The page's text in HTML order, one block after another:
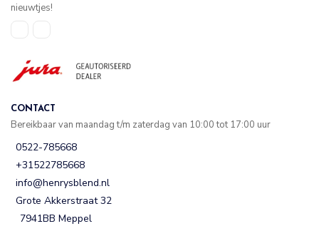
nieuwtjes!
CONTACT
Bereikbaar van maandag t/m zaterdag van 10:00 tot 17:00 uur
0522-785668
+31522785668
info@henrysblend.nl
Grote Akkerstraat 32
7941BB Meppel